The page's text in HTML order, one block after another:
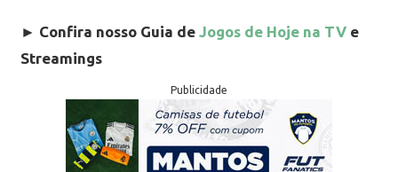
► Confira nosso Guia de Jogos de Hoje na TV e
Streamings
Publicidade